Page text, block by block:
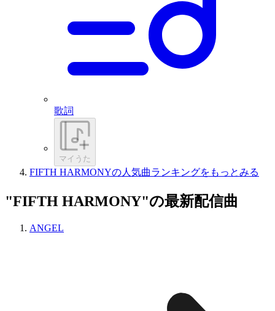
歌詞
マイうた
FIFTH HARMONYの人気曲ランキングをもっとみる
"FIFTH HARMONY"の最新配信曲
ANGEL